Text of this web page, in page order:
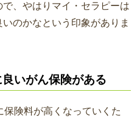
、やはりマイ・セラピーは
のかなという印象がありま
いがん保険がある
険料が高くなっていくた